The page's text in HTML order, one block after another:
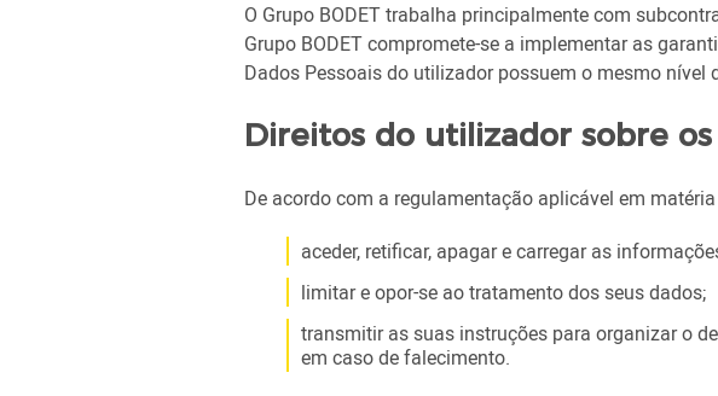
O Grupo BODET trabalha principalmente com
Grupo BODET compromete-se a implementar as
Dados Pessoais do utilizador possuem o mesmo nível
Direitos do utilizador sobre os
De acordo com a regulamentação aplicável em
aceder, retificar, apagar e carregar as
limitar e opor-se ao tratamento dos seus dados;
transmitir as suas instruções para organizar o
em caso de falecimento.